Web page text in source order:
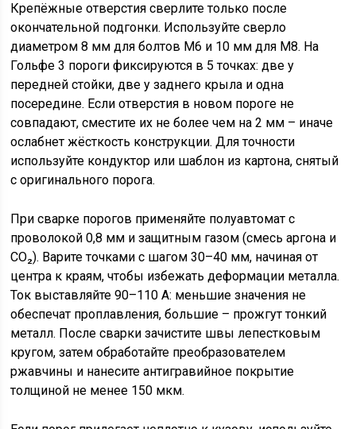
Крепёжные отверстия сверлите только после
окончательной подгонки. Используйте сверло
диаметром 8 мм для болтов М6 и 10 мм для М8. На
Гольфе 3 пороги фиксируются в 5 точках: две у
передней стойки, две у заднего крыла и одна
посередине. Если отверстия в новом пороге не
совпадают, сместите их не более чем на 2 мм – иначе
ослабнет жёсткость конструкции. Для точности
используйте кондуктор или шаблон из картона, снятый
с оригинального порога.
При сварке порогов применяйте полуавтомат с
проволокой 0,8 мм и защитным газом (смесь аргона и
CO₂). Варите точками с шагом 30–40 мм, начиная от
центра к краям, чтобы избежать деформации металла.
Ток выставляйте 90–110 А: меньшие значения не
обеспечат проплавления, большие – прожгут тонкий
металл. После сварки зачистите швы лепестковым
кругом, затем обработайте преобразователем
ржавчины и нанесите антигравийное покрытие
толщиной не менее 150 мкм.